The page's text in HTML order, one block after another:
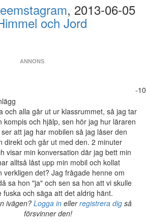
, 2013-06-05
och Jord
ANNONS
-10
och alla går ut ur klassrummet, så jag tar
kompis och hjälp, sen hör jag hur läraren
att jag har mobilen så jag låser den
direkt och går ut med den. 2 minuter
visar min konversation där jag bett min
alltså låst upp min mobil och kollat
verkligen det? Jag frågade henne om
sa hon "ja" och sen sa hon att vi skulle
och säga att det aldrig hänt.
ivägen?Logga inellerregistrera digså
försvinner den!